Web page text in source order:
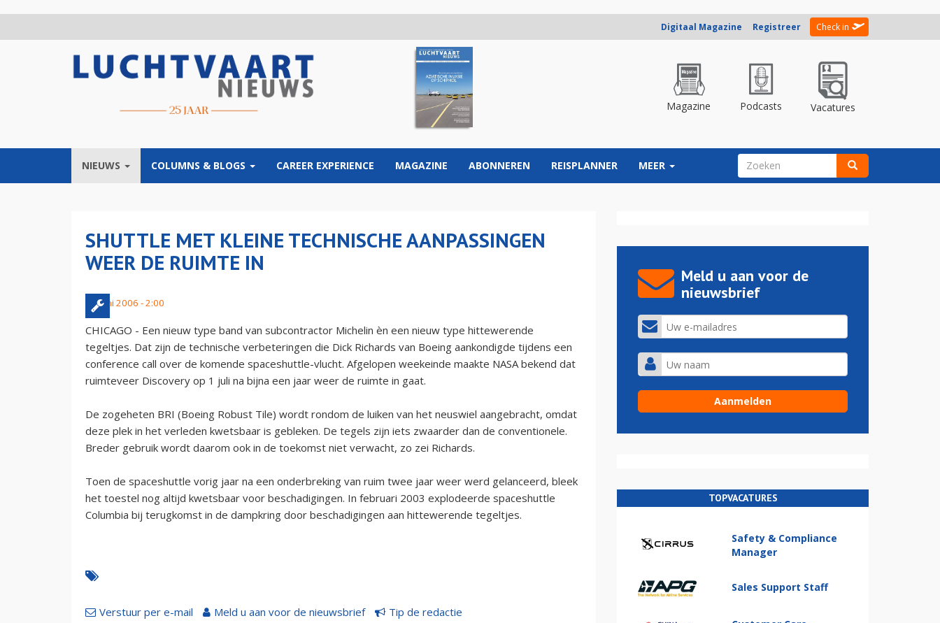
Digitaal Magazine Registreer Check in
Magazine Podcasts Vacatures
NIEUWS COLUMNS & BLOGS CAREER EXPERIENCE MAGAZINE ABONNEREN REISPLANNER MEER ZOEKVELD
SHUTTLE MET KLEINE TECHNISCHE AANPASSINGEN
WEER DE RUIMTE IN
22 juni 2006 - 2:00
CHICAGO - Een nieuw type band van subcontractor Michelin èn een nieuw type hittewerende
tegeltjes. Dat zijn de technische verbeteringen die Dick Richards van Boeing aankondigde tijdens een
conference call over de komende spaceshuttle-vlucht. Afgelopen weekeinde maakte NASA bekend dat
ruimteveer Discovery op 1 juli na bijna een jaar weer de ruimte in gaat.
De zogeheten BRI (Boeing Robust Tile) wordt rondom de luiken van het neuswiel aangebracht, omdat
deze plek in het verleden kwetsbaar is gebleken. De tegels zijn iets zwaarder dan de conventionele.
Breder gebruik wordt daarom ook in de toekomst niet verwacht, zo zei Richards.
Toen de spaceshuttle vorig jaar na een onderbreking van ruim twee jaar weer werd gelanceerd, bleek
het toestel nog altijd kwetsbaar voor beschadigingen. In februari 2003 explodeerde spaceshuttle
Columbia bij terugkomst in de dampkring door beschadigingen aan hittewerende tegeltjes.
Verstuur per e-mail Meld u aan voor de nieuwsbrief Tip de redactie
Meld u aan voor de
nieuwsbrief
TOPVACATURES
Safety & Compliance
Manager
Sales Support Staff